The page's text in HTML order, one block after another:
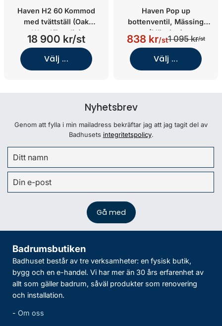
Haven H2 60 Kommod
med tvättställ (Oak
Wood/Porslin)
18 900 kr/st
Välj ...
Haven Pop up
bottenventil, Mässing
(Mässing)
838 kr/st1 095 kr/st
Välj ...
Nyhetsbrev
Genom att fylla i min mailadress bekräftar jag att jag tagit del av
Badhusets integritetspolicy.
Badrumsbutiken
Badhuset består av tre verksamheter: en fysisk butik,
bygg och en e-handel. Vi har mer än 30 års erfarenhet av
allt som gäller badrum, såväl produkter som renovering
och installation.
- Om oss